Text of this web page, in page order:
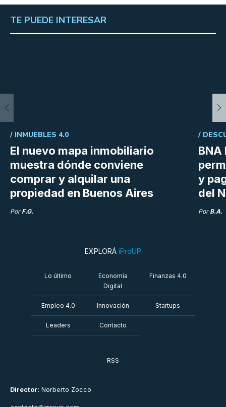
TE PUEDE INTERESAR
El nuevo mapa inmobiliario
muestra dónde conviene
comprar y alquilar una
propiedad en Buenos Aires
/ INMUEBLES 4.0
Por F.G.
BNA
y
del
/
Por B.A.
Director: Norberto Zocco
EXPLORÁ iProUP
Lo último
Economía
Digital
Finanzas 4.0
Empleo 4.0 Innovación Startups
Leaders Contacto
RSS